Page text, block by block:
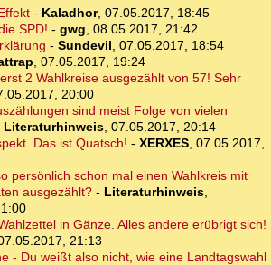
- Kaladhor, 07.05.2017, 18:45
SPD! - gwg, 08.05.2017, 21:42
- Sundevil, 07.05.2017, 18:54
, 07.05.2017, 19:24
2 Wahlkreise ausgezählt von 57! Sehr
20:00
sind meist Folge von vielen
Literaturhinweis, 07.05.2017, 20:14
Das ist Quatsch! - XERXES, 07.05.2017,
persönlich schon mal einen Wahlkreis mit
ausgezählt? - Literaturhinweis,
in Gänze. Alles andere erübrigt sich!
21:13
- Du weißt also nicht, wie eine Landtagswahl